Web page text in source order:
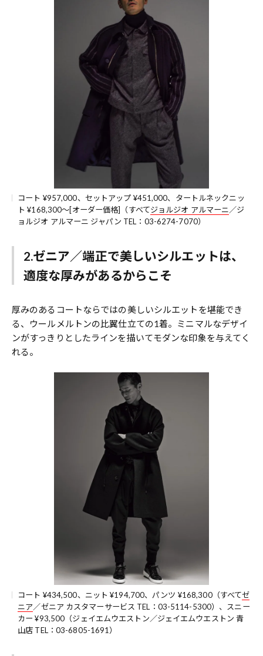
コート ¥957,000、セットアップ ¥451,000、タートルネックニッ
ト ¥168,300〜[オーダー価格]（すべてジョルジオ アルマーニ／ジ
ョルジオ アルマーニ ジャパン TEL：03-6274-7070）
2.ゼニア／端正で美しいシルエットは、
適度な厚みがあるからこそ
厚みのあるコートならではの美しいシルエットを堪能でき
る、ウールメルトンの比翼仕立ての1着。ミニマルなデザイ
ンがすっきりとしたラインを描いてモダンな印象を与えてく
れる。
コート ¥434,500、ニット ¥194,700、パンツ ¥168,300（すべてゼ
ニア／ゼニア カスタマーサービス TEL：03-5114-5300）、スニー
カー ¥93,500（ジェイエムウエストン／ジェイエムウエストン 青
山店 TEL：03-6805-1691）